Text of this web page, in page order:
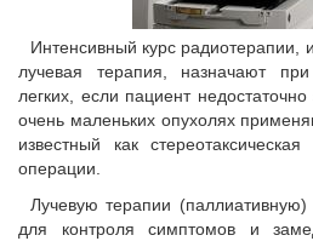
Интенсивный курс радиотерапии,
лучевая терапия, назначают
легких, если пациент
очень маленьких опухолях
известный как
операции.
Лучевую терапии (паллиативную)
для контроля симптомов и